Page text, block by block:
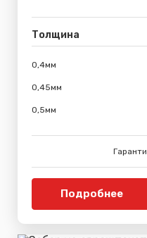
Толщина
0,4мм
0,45мм
0,5мм
Подробнее